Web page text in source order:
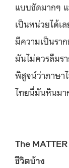
แบบชัดมากๆ
เป็นหน่วยได้เ
มีความเป็นรา
มันไม่ควรลืมร
พิสูจน์ว่าภาษ
ไทยนี่มันหินมา
The
ชีวิตบ้าง